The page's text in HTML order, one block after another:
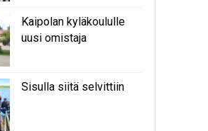
Kaipolan kyläkoululle
uusi omistaja
Sisulla siitä selvittiin